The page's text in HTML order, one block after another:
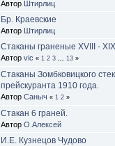
Автор Штирлиц
Бр. Краевские
Автор Штирлиц
Стаканы граненые XVIII -
Автор vic « 1 2 3 13 »
Стаканы Зомбковицкого
прейскуранта 1910 года.
Автор Саныч « 1 2 »
Стакан 6 граней.
Автор О.Алексей
И.Е. Кузнецов Чудово